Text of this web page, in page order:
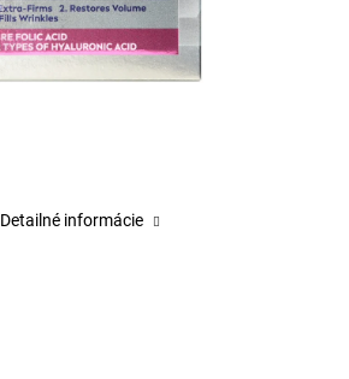
Detailné informácie